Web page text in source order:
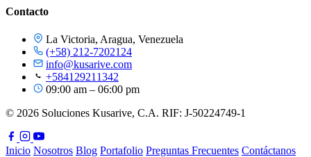
Contacto
La Victoria, Aragua, Venezuela
(+58) 212-7202124
info@kusarive.com
+584129211342
09:00 am – 06:00 pm
© 2026 Soluciones Kusarive, C.A. RIF: J-50224749-1
Inicio Nosotros Blog Portafolio Preguntas Frecuentes Contáctanos